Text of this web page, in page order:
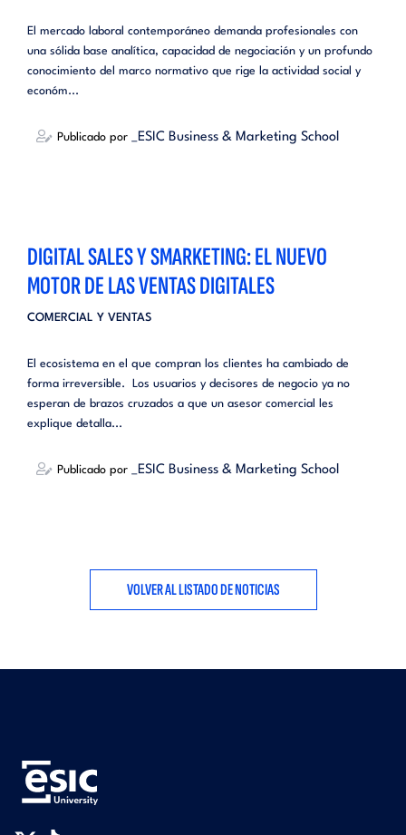
El mercado laboral contemporáneo demanda profesionales con
una sólida base analítica, capacidad de negociación y un profundo
conocimiento del marco normativo que rige la actividad social y
económ...
Publicado por _ESIC Business & Marketing School
DIGITAL SALES Y SMARKETING: EL NUEVO
MOTOR DE LAS VENTAS DIGITALES
COMERCIAL Y VENTAS
El ecosistema en el que compran los clientes ha cambiado de
forma irreversible. Los usuarios y decisores de negocio ya no
esperan de brazos cruzados a que un asesor comercial les
explique detalla...
Publicado por _ESIC Business & Marketing School
VOLVER AL LISTADO DE NOTICIAS